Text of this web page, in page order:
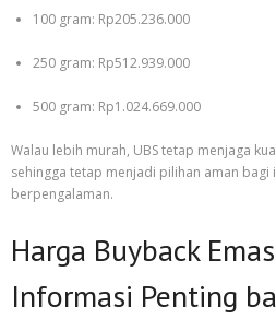
100 gram: Rp205.236.000
250 gram: Rp512.939.000
500 gram: Rp1.024.669.000
Walau lebih murah, UBS tetap menjaga
sehingga tetap menjadi pilihan aman
berpengalaman.
Harga Buyback
Informasi Penting